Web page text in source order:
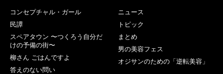
コンセプチャル・ガール
民譚
スペアタウン 〜つくろう自分だ
けの予備の街〜
柳さん ごはんですよ
答えのない問い
ニュース
トピック
まとめ
男の美容フェス
オジサンのための「逆転美容」